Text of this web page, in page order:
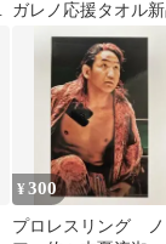
ガレノ応援タオル
¥300
プロレスリング ノ